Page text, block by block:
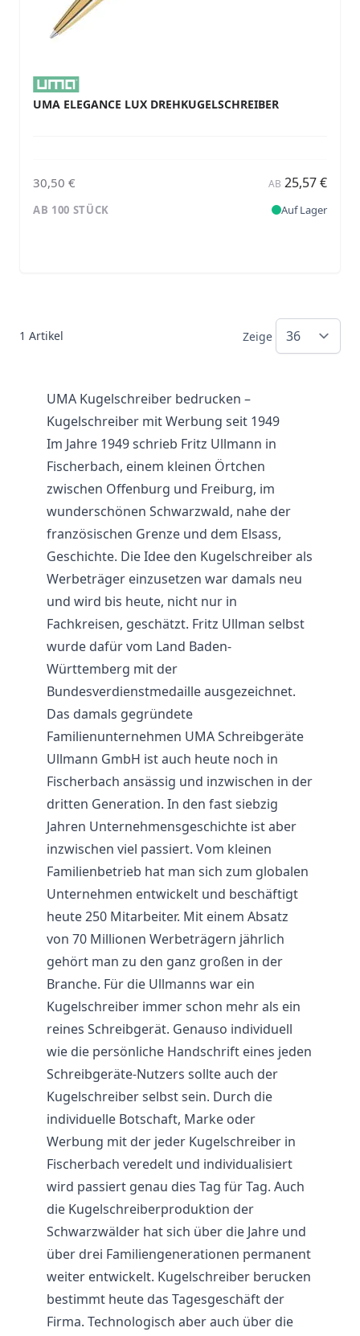
UMA ELEGANCE LUX DREHKUGELSCHREIBER
30,50 € AB 25,57 €
AB 100 STÜCK Auf Lager
1 Artikel Zeige
UMA Kugelschreiber bedrucken –
Kugelschreiber mit Werbung seit 1949
Im Jahre 1949 schrieb Fritz Ullmann in
Fischerbach, einem kleinen Örtchen
zwischen Offenburg und Freiburg, im
wunderschönen Schwarzwald, nahe der
französischen Grenze und dem Elsass,
Geschichte. Die Idee den Kugelschreiber als
Werbeträger einzusetzen war damals neu
und wird bis heute, nicht nur in
Fachkreisen, geschätzt. Fritz Ullman selbst
wurde dafür vom Land Baden-
Württemberg mit der
Bundesverdienstmedaille ausgezeichnet.
Das damals gegründete
Familienunternehmen UMA Schreibgeräte
Ullmann GmbH ist auch heute noch in
Fischerbach ansässig und inzwischen in der
dritten Generation. In den fast siebzig
Jahren Unternehmensgeschichte ist aber
inzwischen viel passiert. Vom kleinen
Familienbetrieb hat man sich zum globalen
Unternehmen entwickelt und beschäftigt
heute 250 Mitarbeiter. Mit einem Absatz
von 70 Millionen Werbeträgern jährlich
gehört man zu den ganz großen in der
Branche. Für die Ullmanns war ein
Kugelschreiber immer schon mehr als ein
reines Schreibgerät. Genauso individuell
wie die persönliche Handschrift eines jeden
Schreibgeräte-Nutzers sollte auch der
Kugelschreiber selbst sein. Durch die
individuelle Botschaft, Marke oder
Werbung mit der jeder Kugelschreiber in
Fischerbach veredelt und individualisiert
wird passiert genau dies Tag für Tag. Auch
die Kugelschreiberproduktion der
Schwarzwälder hat sich über die Jahre und
über drei Familiengenerationen permanent
weiter entwickelt. Kugelschreiber berucken
bestimmt heute das Tagesgeschäft der
Firma. Technologisch aber auch über die